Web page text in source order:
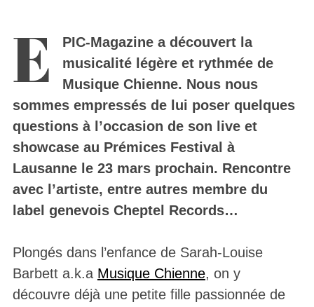
E
PIC-Magazine a découvert la
musicalité légère et rythmée de
Musique Chienne. Nous nous
sommes empressés de lui poser quelques
questions à l’occasion de son live et
showcase au Prémices Festival à
Lausanne le 23 mars prochain. Rencontre
avec l’artiste, entre autres membre du
label genevois Cheptel Records…
Plongés dans l’enfance de Sarah-Louise
Barbett a.k.a Musique Chienne, on y
découvre déjà une petite fille passionnée de